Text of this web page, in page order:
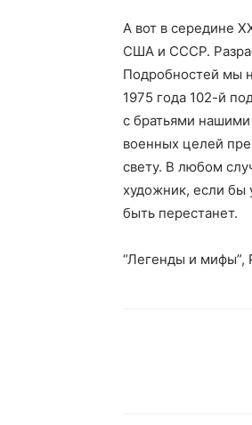
А вот в середине
США и СССР.
Подробностей мы
1975 года 102-й
с братьями
военных целей
свету. В любом
художник, если бы
быть перестанет.
“Легенды и мифы”,